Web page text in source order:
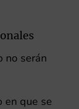
no serán
en que se